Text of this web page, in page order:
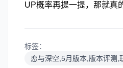
UP概率再提一提，那就真
标签：
恋与深空,5月版本,版本评测,